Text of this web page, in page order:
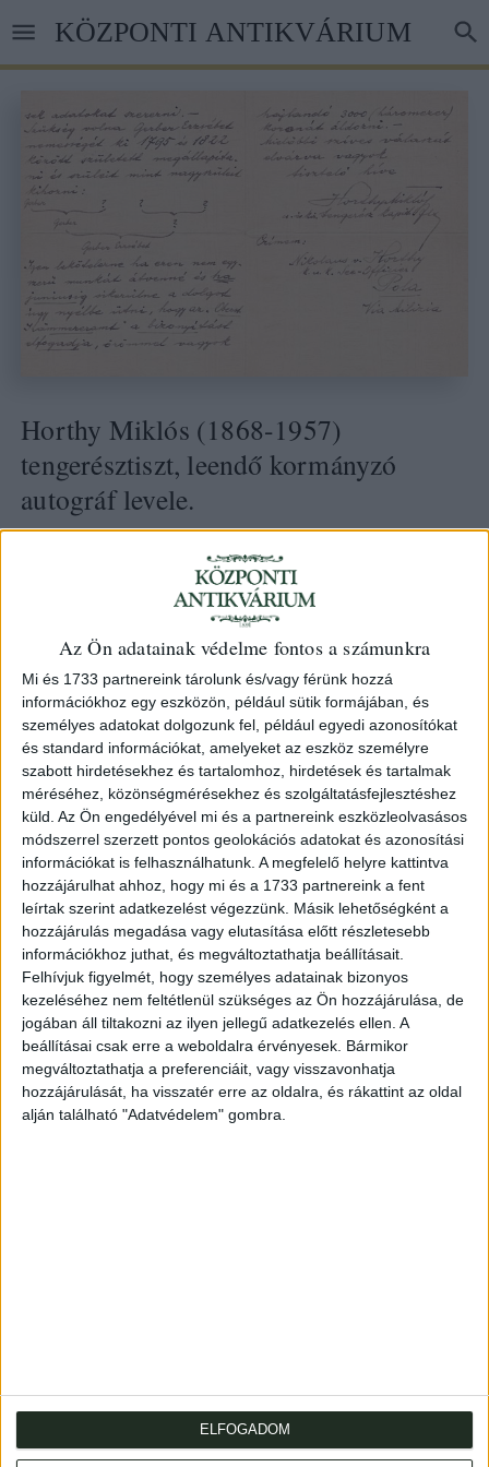
Az Ön adatainak védelme fontos a számunkra
Mi és 1733 partnereink tárolunk és/vagy férünk hozzá
információkhoz egy eszközön, például sütik formájában, és
személyes adatokat dolgozunk fel, például egyedi azonosítókat
és standard információkat, amelyeket az eszköz személyre
szabott hirdetésekhez és tartalomhoz, hirdetések és tartalmak
méréséhez, közönségmérésekhez és szolgáltatásfejlesztéshez
küld. Az Ön engedélyével mi és a partnereink eszközleolvasásos
módszerrel szerzett pontos geolokációs adatokat és azonosítási
információkat is felhasználhatunk. A megfelelő helyre kattintva
hozzájárulhat ahhoz, hogy mi és a 1733 partnereink a fent
leírtak szerint adatkezelést végezzünk. Másik lehetőségként a
hozzájárulás megadása vagy elutasítása előtt részletesebb
információkhoz juthat, és megváltoztathatja beállításait.
Felhívjuk figyelmét, hogy személyes adatainak bizonyos
kezeléséhez nem feltétlenül szükséges az Ön hozzájárulása, de
jogában áll tiltakozni az ilyen jellegű adatkezelés ellen. A
beállításai csak erre a weboldalra érvényesek. Bármikor
megváltoztathatja a preferenciáit, vagy visszavonhatja
hozzájárulását, ha visszatér erre az oldalra, és rákattint az oldal
alján található "Adatvédelem" gombra.
ELFOGADOM
tartalomra
KÖZPONTI ANTIKVÁRIUM
Horthy Miklós (1868-1957)
tengerésztiszt, leendő kormányzó
autográf levele.
/ 71.
Kikiáltási ár:300 000 Ft
Leütési ár:
300 000 Ft
Azonosító
93823
A címzett Dr. Magasházy Béla levéltáros, akitől
családfakutatást kér Horthy. Leírja, hogy bátyjával együtt
kamarási címért folyamodott, aminek feltételeként több
generációra visszamenőleg igazolniuk kell
nemességüket. Mivel anyai nagyanyjuk, Halasy Józsefné,
született Gerber Erzsébet adatait nem tudták
megszerezni, ezért kér segítséget. A kutatásért 3000
korona tiszteletdíjat ajánl fel. Az aláírás: "Horthy Miklós
cs. és kir. tengerész kapitány". Az érdekes tartalom
mellett darabunk értékét növeli, hogy Horthy
tengerésztiszti korszakából szinte alig bukkan fel emlék.
3 beírt oldal. A kézzel címzett levélboríték mellékelve.